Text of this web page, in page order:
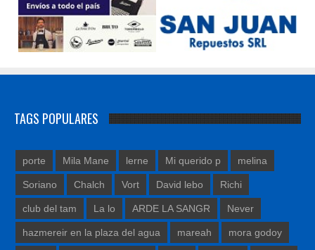
TAGS POPULARES
porte Mila Mane lerne Mi querido p melina
Soriano Chalch Vort David lebo Richi
club del tam La lo ARDE LA SANGR Never
hazmereir en la plaza del agua mareah mora godoy